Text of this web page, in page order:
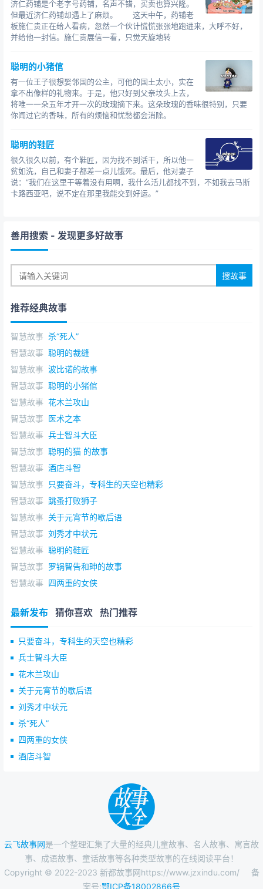
济仁药铺是个老字号药铺，名声不错，买卖也算兴隆。
但最近济仁药铺却遇上了麻烦。 这天中午，药铺老
板施仁贵正在给人看病，忽然一个伙计慌慌张张地跑进来，大呼不好，
并给他一封信。施仁贵展信一看，只觉天旋地转
聪明的小猪倌
有一位王子很想娶邻国的公主，可他的国土太小，实在
拿不出像样的礼物来。于是，他只好到父亲坟头上去，
将唯一一朵五年才开一次的玫瑰摘下来。这朵玫瑰的香味很特别，只要
你闻过它的香味，所有的烦恼和忧愁都会消除。
聪明的鞋匠
很久很久以前，有个鞋匠，因为找不到活干，所以他一
贫如洗，自己和妻子都差一点儿饿死。最后，他对妻子
说：“我们在这里干等着没有用啊，我什么活儿都找不到，不如我去马斯
卡路西亚吧，说不定在那里我能交到好运。”
善用搜索 - 发现更多好故事
推荐经典故事
智慧故事 杀“死人”
智慧故事 聪明的裁缝
智慧故事 波比诺的故事
智慧故事 聪明的小猪倌
智慧故事 花木兰攻山
智慧故事 医术之本
智慧故事 兵士智斗大臣
智慧故事 聪明的猫 的故事
智慧故事 酒店斗智
智慧故事 只要奋斗，专科生的天空也精彩
智慧故事 跳蚤打败狮子
智慧故事 关于元宵节的歇后语
智慧故事 刘秀才中状元
智慧故事 聪明的鞋匠
智慧故事 罗锅智告和珅的故事
智慧故事 四两重的女侠
最新发布 猜你喜欢 热门推荐
只要奋斗，专科生的天空也精彩
兵士智斗大臣
花木兰攻山
关于元宵节的歇后语
刘秀才中状元
杀“死人”
四两重的女侠
酒店斗智
云飞故事网是一个整理汇集了大量的经典儿童故事、名人故事、寓言故
事、成语故事、童话故事等各种类型故事的在线阅读平台！
Copyright © 2022-2023 新都故事网https://www.jzxindu.com/
备
案号:鄂ICP备18002866号